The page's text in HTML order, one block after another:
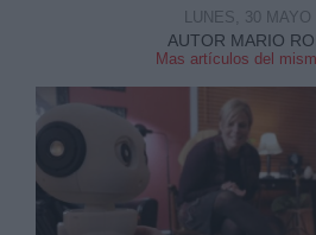
AUTOR MARIO
Mas artículos del
LUNES, 30 MAYO